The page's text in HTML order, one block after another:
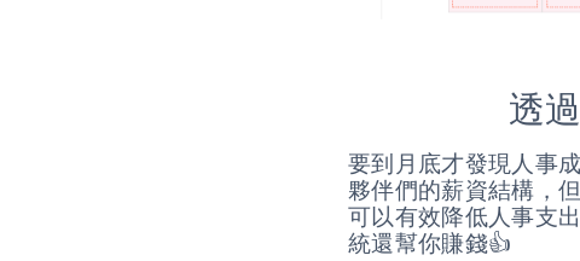
透
要到月底才發現人事
夥伴們的薪資結構，
可以有效降低人事支
統還幫你賺錢👍